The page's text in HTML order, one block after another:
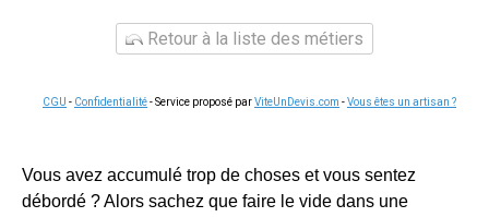
Retour à la liste des métiers
CGU - Confidentialité- Service proposé parViteUnDevis.com -Vous êtes un artisan ?
Vous avez accumulé trop de choses et vous sentez
débordé ? Alors sachez que faire le vide dans une